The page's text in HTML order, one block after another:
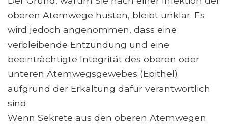
oberen Atemwege husten, bleibt unklar. Es
wird jedoch angenommen, dass eine
verbleibende Entzündung und eine
beeinträchtigte Integrität des oberen oder
unteren Atemwegsgewebes (Epithel)
aufgrund der Erkältung dafür verantwortlich
sind.
Wenn Sekrete aus den oberen Atemwegen